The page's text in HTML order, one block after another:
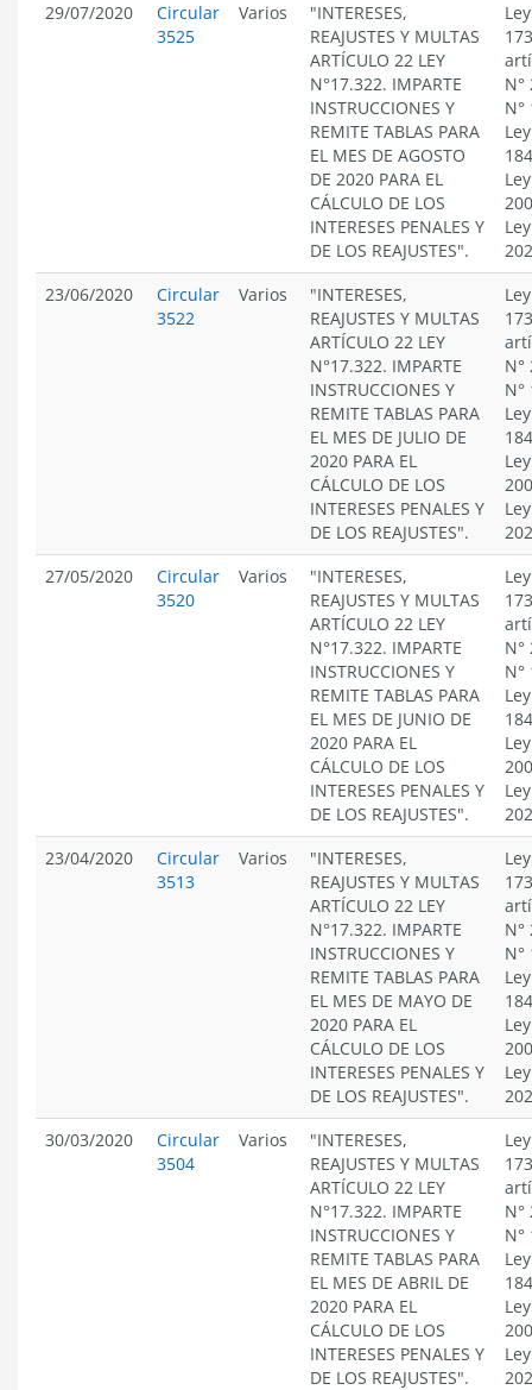
29/07/2020
Circular
3525
Varios
"INTERESES,
REAJUSTES Y MULTAS
ARTÍCULO 22 LEY
N°17.322. IMPARTE
INSTRUCCIONES Y
REMITE TABLAS PARA
EL MES DE AGOSTO
DE 2020 PARA EL
CÁLCULO DE LOS
INTERESES PENALES Y
DE LOS REAJUSTES".
N°
N°
23/06/2020
Circular
3522
Varios
"INTERESES,
REAJUSTES Y MULTAS
ARTÍCULO 22 LEY
N°17.322. IMPARTE
INSTRUCCIONES Y
REMITE TABLAS PARA
EL MES DE JULIO DE
2020 PARA EL
CÁLCULO DE LOS
INTERESES PENALES Y
DE LOS REAJUSTES".
N°
N°
27/05/2020
Circular
3520
Varios
"INTERESES,
REAJUSTES Y MULTAS
ARTÍCULO 22 LEY
N°17.322. IMPARTE
INSTRUCCIONES Y
REMITE TABLAS PARA
EL MES DE JUNIO DE
2020 PARA EL
CÁLCULO DE LOS
INTERESES PENALES Y
DE LOS REAJUSTES".
N°
N°
23/04/2020
Circular
3513
Varios
"INTERESES,
REAJUSTES Y MULTAS
ARTÍCULO 22 LEY
N°17.322. IMPARTE
INSTRUCCIONES Y
REMITE TABLAS PARA
EL MES DE MAYO DE
2020 PARA EL
CÁLCULO DE LOS
INTERESES PENALES Y
DE LOS REAJUSTES".
N°
N°
30/03/2020
Circular
3504
Varios
"INTERESES,
REAJUSTES Y MULTAS
ARTÍCULO 22 LEY
N°17.322. IMPARTE
INSTRUCCIONES Y
REMITE TABLAS PARA
EL MES DE ABRIL DE
2020 PARA EL
CÁLCULO DE LOS
INTERESES PENALES Y
DE LOS REAJUSTES".
N°
N°